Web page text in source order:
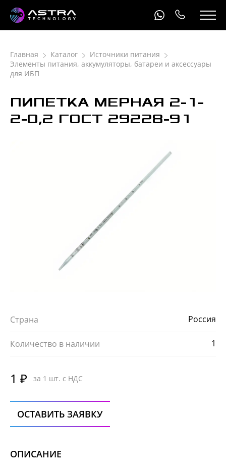
Главная Каталог
Источники питания
Элементы питания, аккумуляторы, батареи и аксессуары
для ИБП
ПИПЕТКА МЕРНАЯ 2-1-
2-0,2 ГОСТ 29228-91
Страна Россия
Количество в наличии 1
1 ₽ за 1 шт. с НДС
ОСТАВИТЬ ЗАЯВКУ
ОПИСАНИЕ